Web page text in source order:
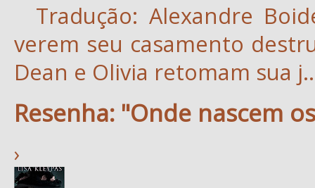
Tradução: Alexandre
verem seu casamento
Dean e Olivia retomam sua
Resenha: "Onde nascem
›